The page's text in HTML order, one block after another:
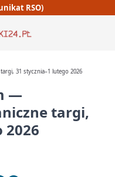
RSO)
31 stycznia–1 lutego 2026
—
targi,
2026